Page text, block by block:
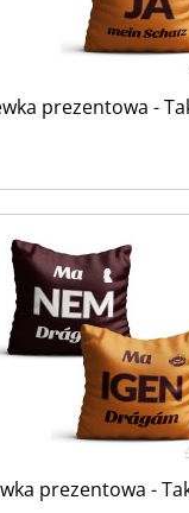
prezentowa -
prezentowa -